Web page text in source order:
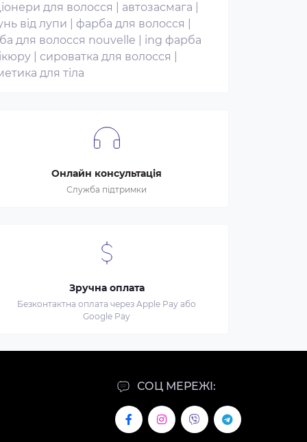
для волосся автозасмага
від лупи
фарба для волосся
для волосся nouvelle
ing фарба
сироватка для волосся
для тіла
Онлайн консультація
Служба підтримки
Зручна оплата
Безконтактна оплата через Apple Pay або
Google Pay
СОЦ МЕРЕЖІ: